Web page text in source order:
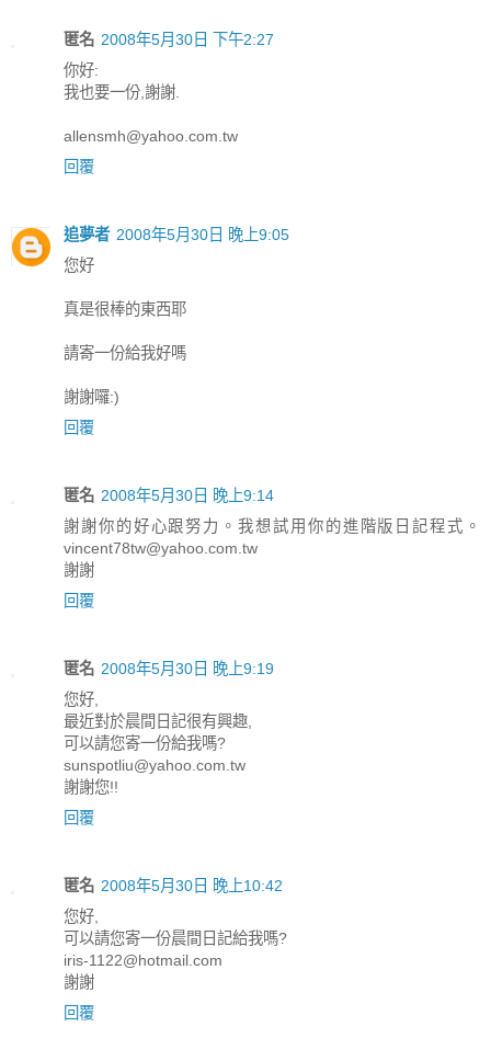
匿名 2008年5月30日 下午2:27
你好:
我也要一份,謝謝.
allensmh@yahoo.com.tw
回覆
追夢者 2008年5月30日 晚上9:05
您好
真是很棒的東西耶
請寄一份給我好嗎
謝謝囉:)
回覆
匿名 2008年5月30日 晚上9:14
謝謝你的好心跟努力。我想試用你的進階版日記程式。
vincent78tw@yahoo.com.tw
謝謝
回覆
匿名 2008年5月30日 晚上9:19
您好,
最近對於晨間日記很有興趣,
可以請您寄一份給我嗎?
sunspotliu@yahoo.com.tw
謝謝您!!
回覆
匿名 2008年5月30日 晚上10:42
您好,
可以請您寄一份晨間日記給我嗎?
iris-1122@hotmail.com
謝謝
回覆